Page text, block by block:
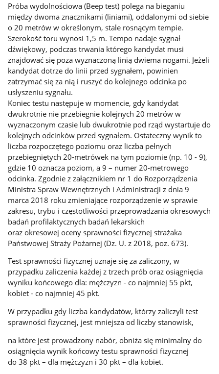
Próba wydolnościowa (Beep test) polega na bieganiu
między dwoma znacznikami (liniami), oddalonymi od siebie
o 20 metrów w określonym, stale rosnącym tempie.
Szerokość toru wynosi 1,5 m. Tempo nadaje sygnał
dźwiękowy, podczas trwania którego kandydat musi
znajdować się poza wyznaczoną linią dwiema nogami. Jeżeli
kandydat dotrze do linii przed sygnałem, powinien
zatrzymać się za nią i ruszyć do kolejnego odcinka po
usłyszeniu sygnału.
Koniec testu następuje w momencie, gdy kandydat
dwukrotnie nie przebiegnie kolejnych 20 metrów w
wyznaczonym czasie lub dwukrotnie pod rząd wystartuje do
kolejnych odcinków przed sygnałem. Ostateczny wynik to
liczba rozpoczętego poziomu oraz liczba pełnych
przebiegniętych 20-metrówek na tym poziomie (np. 10 - 9),
gdzie 10 oznacza poziom, a 9 – numer 20-metrowego
odcinka. Zgodnie z załącznikiem nr 1 do Rozporządzenia
Ministra Spraw Wewnętrznych i Administracji z dnia 9
marca 2018 roku zmieniające rozporządzenie w sprawie
zakresu, trybu i częstotliwości przeprowadzania okresowych
badań profilaktycznych badań lekarskich
oraz okresowej oceny sprawności fizycznej strażaka
Państwowej Straży Pożarnej (Dz. U. z 2018, poz. 673).
Test sprawności fizycznej uznaje się za zaliczony, w
przypadku zaliczenia każdej z trzech prób oraz osiągnięcia
wyniku końcowego dla: mężczyzn - co najmniej 55 pkt,
kobiet - co najmniej 45 pkt.
W przypadku gdy liczba kandydatów, którzy zaliczyli test
sprawności fizycznej, jest mniejsza od liczby stanowisk,
na które jest prowadzony nabór, obniża się minimalny do
osiągnięcia wynik końcowy testu sprawności fizycznej
do 38 pkt – dla mężczyzn i 30 pkt – dla kobiet.